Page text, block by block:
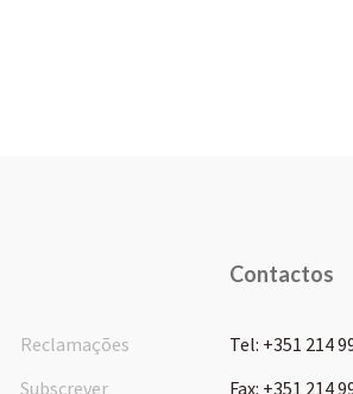
Reclamações
Subscrever
Contactos
Tel: +351 214
Fax: +351 214